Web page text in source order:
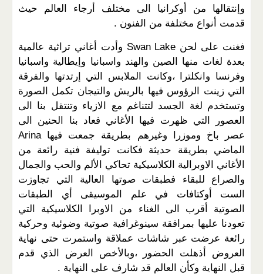
وإنتقالها من أوكرانيا الى مختلف أرجاء العالم حيث
قدمت أنواع مختلفة من الفنون .
فغنت على لحن Swan Lake وأدت أغاني تراثية عالمية
بعدة لغات منها الصين والهند واسبانيا وإيطالية واسبانيا
وفرنسا وانكلترا ،وكانت الملابس التي إرتدتها والفرقة
التي زينت الرؤوس فيها بالريش والتيجان تكمل الصورة
وتستخدم لغة الجسد لتتناغم مع الازياء وتنتقل بنا الى
العصور التي ظهرت فيها الأغاني فعاد بنا الحنين الى
عصر باخ وموزرا وغيرهم بطريقة جمعت فيها Arina
الماضي بطريقة حديثة فكانت توليفة فنية رائعة من
الأغاني الاوبرالية الكلاسيكية تحاكي الألم والحب والجمال
والصراع للبقاء فطبقات صوتها العالية التي تجاوزت
الست أوكتافات في علم الموسيقى أي الطبقات
الصوتية أقرب الى الغناء من الاوبرا الكلاسيكية التي
تعودنا عليها بمرافقة سينوغرافية صوتية وضوئية وحركية
رائعة عرضت عبر شاشات عملاقة واستمرت حتى نهاية
العروض أذهلت الحضور ،وبالأخص العرض الذي قدم
قبل النهاية وكأن العالم قد شارف على النهاية .